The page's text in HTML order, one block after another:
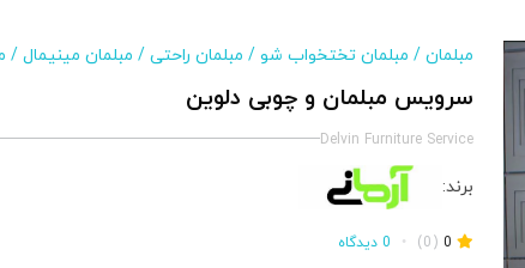
مبلمان / مبلمان تختخواب شو / مبلمان راحتی / مبلمان مینیمال /
سرویس مبلمان و چوبی دلوین
Delvin Furniture Service
برند:
0
(0)
• 0 دیدگاه